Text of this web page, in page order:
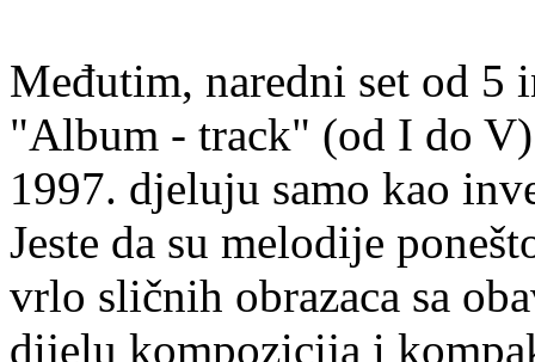
Međutim, naredni set od 5
"Album - track" (od I do
1997. djeluju samo kao
Jeste da su melodije
vrlo sličnih obrazaca sa
dijelu kompozicija i